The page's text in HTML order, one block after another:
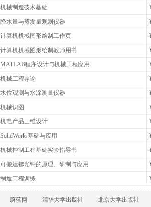
机械制造技术基础
降水量与蒸发量观测仪器
计算机机械图形绘制工作页
计算机机械图形绘制教师用书
MATLAB程序设计与机械工程应用
机械工程导论
水位观测与水深测量仪器
机械识图
机电产品三维设计
SolidWorks基础与应用
机械控制工程基础实验指导书
可搬运锶光钟的原理、研制与应用
制造工程训练
蔚蓝网 清华大学出版社 北京大学出版社